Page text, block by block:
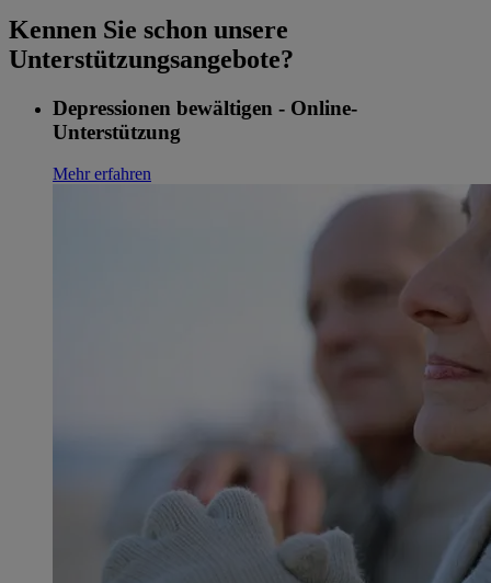
Kennen Sie schon unsere
Unterstützungsangebote?
Depressionen bewältigen - Online-
Unterstützung
Mehr erfahren